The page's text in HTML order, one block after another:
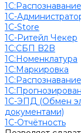
1С-
1С-Store
1С-Ритейл Чекер
1С:СБП B2B
1С:Номенклатура
1С:Маркировка
1С-ЭПД (Обмен
документами)
1С-Отчётность